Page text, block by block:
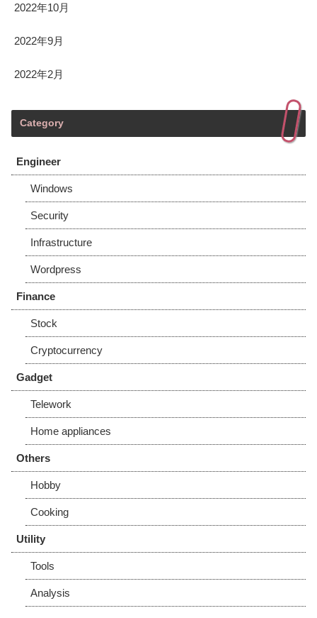
2022年10月
2022年9月
2022年2月
Category
Engineer
Windows
Security
Infrastructure
Wordpress
Finance
Stock
Cryptocurrency
Gadget
Telework
Home appliances
Others
Hobby
Cooking
Utility
Tools
Analysis